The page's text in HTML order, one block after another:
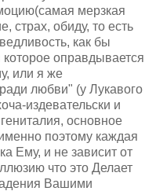
мерзкая
страх, обиду, то есть
как бы
оправдывается
или я же
любви" (у Лукавого
издевательски и
основное
поэтому каждая
Ему, и не зависит от
что это Делает
Вашими